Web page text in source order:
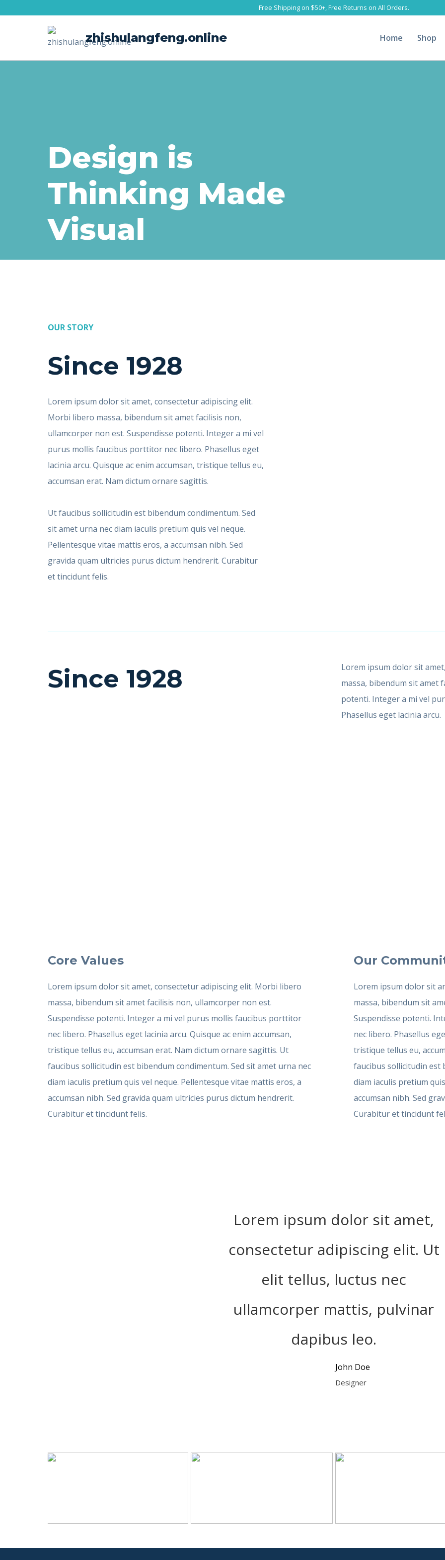
Free Shipping on $50+, Free Returns on All Orders.
zhishulangfeng.online Home Shop
Design is
Thinking Made
Visual
OUR STORY
Since 1928
Lorem ipsum dolor sit amet, consectetur adipiscing elit.
Morbi libero massa, bibendum sit amet facilisis non,
ullamcorper non est. Suspendisse potenti. Integer a mi vel
purus mollis faucibus porttitor nec libero. Phasellus eget
lacinia arcu. Quisque ac enim accumsan, tristique tellus eu,
accumsan erat. Nam dictum ornare sagittis.
Ut faucibus sollicitudin est bibendum condimentum. Sed
sit amet urna nec diam iaculis pretium quis vel neque.
Pellentesque vitae mattis eros, a accumsan nibh. Sed
gravida quam ultricies purus dictum hendrerit. Curabitur
et tincidunt felis.
Since 1928
Lorem ipsum dolor sit
massa, bibendum sit amet
potenti. Integer a mi vel
Phasellus eget lacinia arcu.
Core Values
Lorem ipsum dolor sit amet, consectetur adipiscing elit. Morbi libero
massa, bibendum sit amet facilisis non, ullamcorper non est.
Suspendisse potenti. Integer a mi vel purus mollis faucibus porttitor
nec libero. Phasellus eget lacinia arcu. Quisque ac enim accumsan,
tristique tellus eu, accumsan erat. Nam dictum ornare sagittis. Ut
faucibus sollicitudin est bibendum condimentum. Sed sit amet urna nec
diam iaculis pretium quis vel neque. Pellentesque vitae mattis eros, a
accumsan nibh. Sed gravida quam ultricies purus dictum hendrerit.
Curabitur et tincidunt felis.
Our
Lorem ipsum dolor sit
massa, bibendum sit
Suspendisse potenti.
nec libero. Phasellus
tristique tellus eu,
faucibus sollicitudin est
diam iaculis pretium
accumsan nibh. Sed
Curabitur et tincidunt
Lorem ipsum dolor sit amet,
consectetur adipiscing elit. Ut
elit tellus, luctus nec
ullamcorper mattis, pulvinar
dapibus leo.
John Doe
Designer